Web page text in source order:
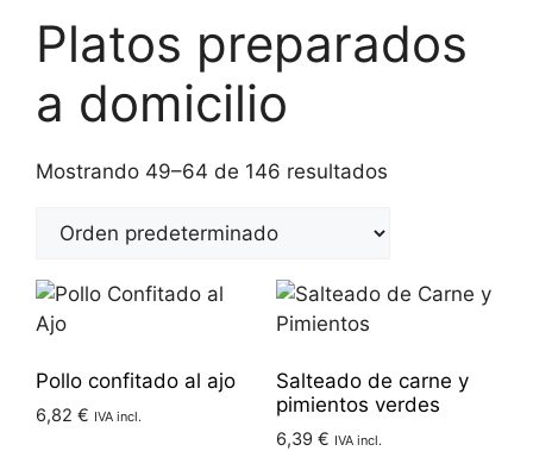
Platos preparados
a domicilio
Mostrando 49–64 de 146 resultados
Pollo confitado al ajo
6,82 € IVA incl.
Salteado de carne y
pimientos verdes
6,39 € IVA incl.